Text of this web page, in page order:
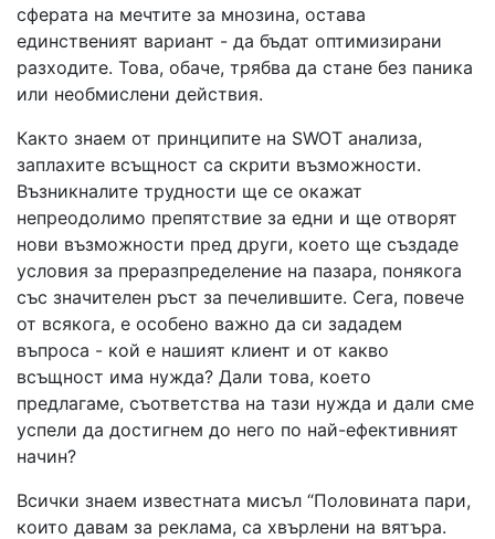
сферата на мечтите за мнозина, остава
единственият вариант - да бъдат оптимизирани
разходите. Това, обаче, трябва да стане без паника
или необмислени действия.
Както знаем от принципите на SWOT анализа,
заплахите всъщност са скрити възможности.
Възникналите трудности ще се окажат
непреодолимо препятствие за едни и ще отворят
нови възможности пред други, което ще създаде
условия за преразпределение на пазара, понякога
със значителен ръст за печелившите. Сега, повече
от всякога, е особено важно да си зададем
въпроса - кой е нашият клиент и от какво
всъщност има нужда? Дали това, което
предлагаме, съответства на тази нужда и дали сме
успели да достигнем до него по най-ефективният
начин?
Всички знаем известната мисъл “Половината пари,
които давам за реклама, са хвърлени на вятъра.